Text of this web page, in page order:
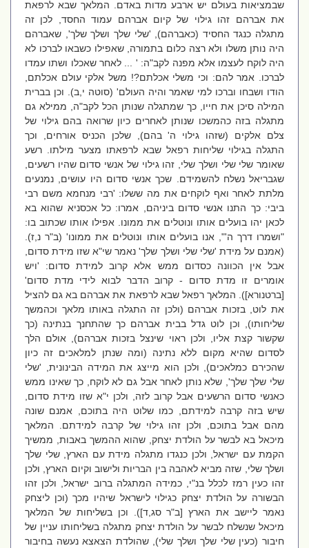
שבמציאות בעולם יש ארבע מדות באדם. המלאך שבא לרפאת
את אברהם זהו גילוי של קיום אברהם עמוד החסד, לכן זה
מתגלה כנגד החסיד (כאברהם), 'שלי שלך ושלך שלך', שאברהם
היה נותן משלו ולא רצה כלום בתמורה, שאפילו כשבאו לברכו לא
היה לוקח לעצמו אלא מפנה לקב"ה: ' ... לאחר שאכלו ושתו עמדו
לברכו. אמר להם: וכי משלי אכלתם?! משל אלקי עולם אכלתם,
הודו ושבחו וברכו למי שאמר והיה העולם' (סוטה י,ב). וכן בברית
המילה סיכן את חייו, כך שמתגלה שנותן הכל לקב"ה, ממילא גם
מתגלה בזה כהמשכו שנותן לאחרים כיון שרואה בהם גילוי של
צלם אלקים (שזהו גילוי ה' בהם), שלכן הכניס אורחים, וכך
התגלה בגילוי שליחות רפאל שבא לרפאתו מצער מילתו. רשע
שאומר שלי שלי ושלך שלי, זהו גילוי של אנשי סדום שהיו רשעים,
שגבריאל נשלח להשמידם. שכך אנשי סדום היו עושים, נמנעים
מלתת לאחר ואף לוקחים את מה ששלו: 'רבי מנחמא משם רבי
ביבי: כך התנו אנשי סדום ביניהם, אמרו: כל אכסניא שהוא בא
לכאן יהו בועלים אותו ונוטלים את ממונו. אפילו אותו שכתוב בו:
"ושמרו דרך ה'", אנו בועלים אותו ונוטלים את ממונו' (ב"ר נ,ז).
(אמנם על מידת 'שלי שלי ושלך שלך' נאמר שי"א שזו מידת סדום,
אבל אין הכוונה כסדום ממש אלא קרוב למידת סדום: 'ויש
אומרים זו מדת סדום - קרוב הדבר לבוא לידי מדת סדום'
[ברטנורא]). המלאך רפאל שבא לרפאת את אברהם בא גם להציל
את לוט, בזכות אברהם (ולכן זה התגלה באותו מלאך וכהמשך
שליחותו), וכן לוט גדל בבית אברהם כך שהתחנך בנתינה (כך
שקשור קצת אליו, ולכן ראוי שינצל בזכות אברהם), אולם הלך
לסדום שהיא מקום ללא נתינה (ומה שנתן למלאכים זה כיון
שהכירם כמלאכים), ולכן הוא מייצג את המידה הבינונית, 'שלי
שלי שלך שלך', שלא נותן לאחר אבל גם לא לוקח, כך שאינו ממש
כאנשי סדום הרשעים אבל קרוב לזה, ולכן י"א שזו מידת סדום,
שיש בזה קרבה למידתם, כמו שלוט היה בתוכם, אמנם שונה
מהם אבל בתוכם, ולכן זהו גילוי של קרבה למידתם. המלאך
מיכאל בא לבשר על הולדת יצחק, שהוא ההמשך באבות, ממשיך
הקמת עם ישראל, ולכן כנגדו מתגלה מידת עם הארץ, שלי שלך
ושלך שלי, שזה מביא לאהבה בין הבריות ולישוב וקיום הארץ, ולכן
זהו כעין רמז לכלל בנ"י, כמידה המתגלה ברוב ישראל, ולכן זהו
הבשורה על הולדת יצחק כגילוי לישראל שיהיו מכך (וכן ליצחק
נאמר ליישב את הארץ [ב"ר סג,ד]). וכן בשליחות של המלאך
מיכאל שנשלח לבשר על הולדת יצחק מתגלה בשליחותו עניין של
חיבור (כעין שלי שלך ושלך שלי), שהולדת הצאצא נעשה בחיבור